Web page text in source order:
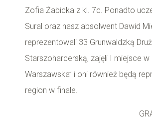
Zofia Żabicka z kl. 7c. Ponadto
Sural oraz nasz absolwent Dawid
reprezentowali 33 Grunwaldzką
Starszoharcerską, zajęli I miejsce w
Warszawska” i oni również będą
region w finale.